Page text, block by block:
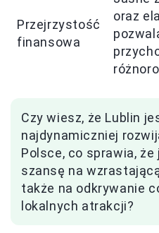
Przejrzystość
finansowa
oraz
Czy wiesz, że Lublin
najdynamiczniej
Polsce, co sprawia,
szansę na
także na odkrywanie
lokalnych atrakcji?